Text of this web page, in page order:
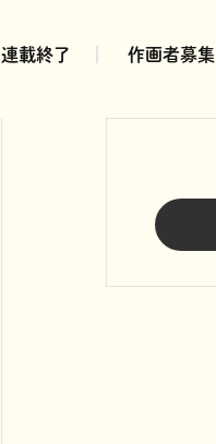
連載終了 作画者募集